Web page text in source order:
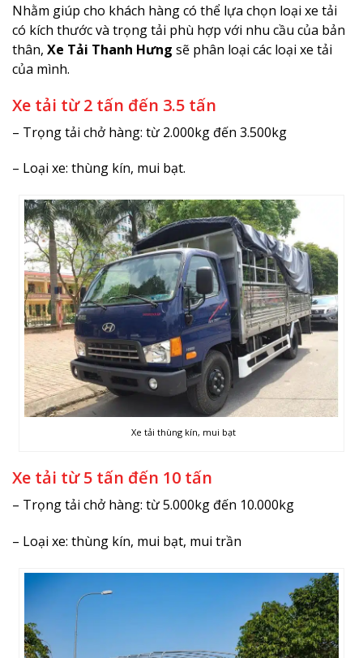
Nhằm giúp cho khách hàng có thể lựa chọn loại xe tải
có kích thước và trọng tải phù hợp với nhu cầu của bản
thân, Xe Tải Thanh Hưng sẽ phân loại các loại xe tải
của mình.
Xe tải từ 2 tấn đến 3.5 tấn
– Trọng tải chở hàng: từ 2.000kg đến 3.500kg
– Loại xe: thùng kín, mui bạt.
Xe tải thùng kín, mui bạt
Xe tải từ 5 tấn đến 10 tấn
– Trọng tải chở hàng: từ 5.000kg đến 10.000kg
– Loại xe: thùng kín, mui bạt, mui trần